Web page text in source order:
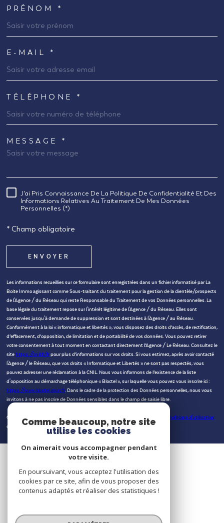
PRÉNOM *
E-MAIL *
TÉLÉPHONE *
TRAD_MELTEM_VOREDEMANDE
MESSAGE *
RÈGLEMENTATION
J'ai Pris Connaissance De La Politique De Confidentialité Et Des
Informations Relatives Au Traitement De Mes Données
Personnelles (*)
* Champ obligatoire
ENVOYER
Les informations recueillies sur ce formulaire sont enregistrées dans un fichier informatisé par La
Boite Immo agissant comme Sous-traitant du traitement pour la gestion de la clientèle/prospects
de l'Agence / du Réseau qui reste Responsable du Traitement de vos Données personnelles. La
base légale du traitement repose sur l'intérêt légitime de l'Agence / du Réseau. Elles sont
conservées jusqu'à demande de suppression et sont destinées à l'Agence / au Réseau.
Conformément à la loi « informatique et libertés », vous disposez des droits d’accès, de rectification,
d’effacement, d’opposition, de limitation et de portabilité de vos données. Vous pouvez retirer
votre consentement à tout moment en contactant directement l’Agence / Le Réseau. Consultez le
site https://cnil.fr/frpour plus d’informations sur vos droits. Si vous estimez, après avoir contacté
l'Agence / le Réseau, que vos droits « Informatique et Libertés » ne sont pas respectés, vous
pouvez adresser une réclamation à la CNIL. Nous vous informons de l’existence de la liste
d'opposition au démarchage téléphonique « Bloctel », sur laquelle vous pouvez vous inscrire ici :
https://www.bloctel.gouv.fr. Dans le cadre de la protection des Données personnelles, nous vous
invitons à ne pas inscrire de Données sensibles dans le champ de saisie libre.
Ce site est protégé par reCAPTCHA, les Politiques de Confidentialité
Conditions d'utilisation
de Google s'appliquent.
Comme beaucoup, notre site
utilise les cookies
On aimerait vous accompagner pendant
votre visite.
En poursuivant, vous acceptez l'utilisation des
cookies par ce site, afin de vous proposer des
contenus adaptés et réaliser des statistiques !